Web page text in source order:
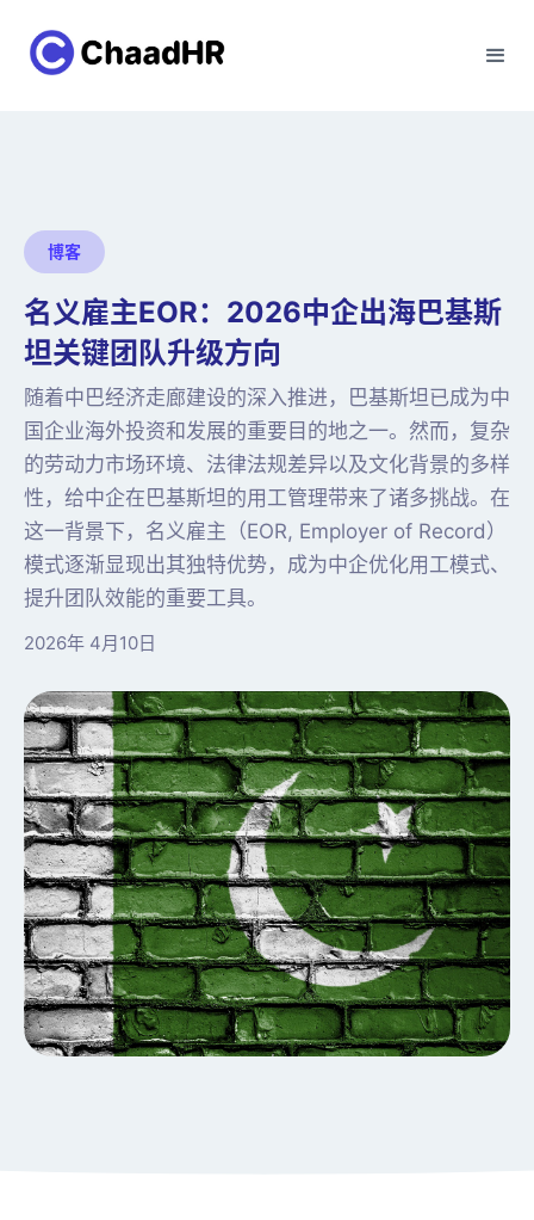
博客
名义雇主EOR：2026中企出海巴基斯
坦关键团队升级方向
随着中巴经济走廊建设的深入推进，巴基斯坦已成为中
国企业海外投资和发展的重要目的地之一。然而，复杂
的劳动力市场环境、法律法规差异以及文化背景的多样
性，给中企在巴基斯坦的用工管理带来了诸多挑战。在
这一背景下，名义雇主（EOR, Employer of Record）
模式逐渐显现出其独特优势，成为中企优化用工模式、
提升团队效能的重要工具。
2026年 4月10日